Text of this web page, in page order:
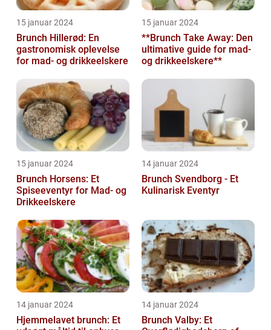
15 januar 2024
Brunch Hillerød: En
gastronomisk oplevelse
for mad- og drikkeelskere
15 januar 2024
**Brunch Take Away: Den
ultimative guide for mad-
og drikkeelskere**
15 januar 2024
Brunch Horsens: Et
Spiseeventyr for Mad- og
Drikkeelskere
14 januar 2024
Brunch Svendborg - Et
Kulinarisk Eventyr
14 januar 2024
Hjemmelavet brunch: Et
14 januar 2024
Brunch Valby: Et